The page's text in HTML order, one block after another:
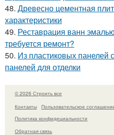
48. Древесно цементная
характеристики
49. Реставрация ванн
требуется ремонт?
50. Из пластиковых
панелей для отделки
© 2026 Строить все
Контакты
Пользовательское
Политика конфидециальности
Обратная связь